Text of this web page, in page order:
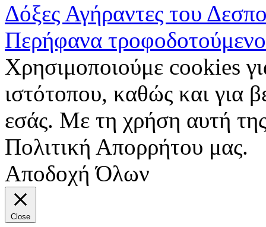
Δόξες Αγήραντες του
Περήφανα
Χρησιμοποιούμε cookies
ιστότοπου, καθώς και για
εσάς. Με τη χρήση αυτή
Πολιτική Απορρήτου μας.
Αποδοχή Όλων
Close